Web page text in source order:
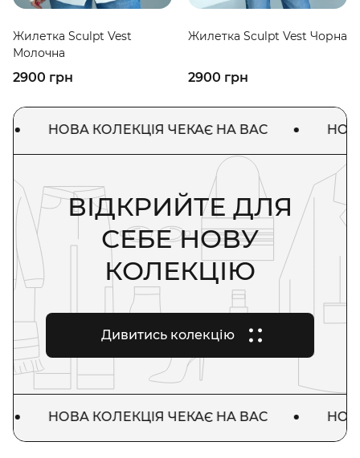
Жилетка Sculpt Vest
Молочна
2900 грн
Жилетка Sculpt Vest Чорна
2900 грн
НОВА КОЛЕКЦІЯ ЧЕКАЄ НА ВАС НОВА
ВІДКРИЙТЕ ДЛЯ
СЕБЕ НОВУ
КОЛЕКЦІЮ
Дивитись колекцію
НОВА КОЛЕКЦІЯ ЧЕКАЄ НА ВАС НОВА